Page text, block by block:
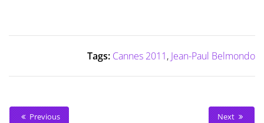
Tags: Cannes 2011, Jean-Paul Belmondo
Previous Next